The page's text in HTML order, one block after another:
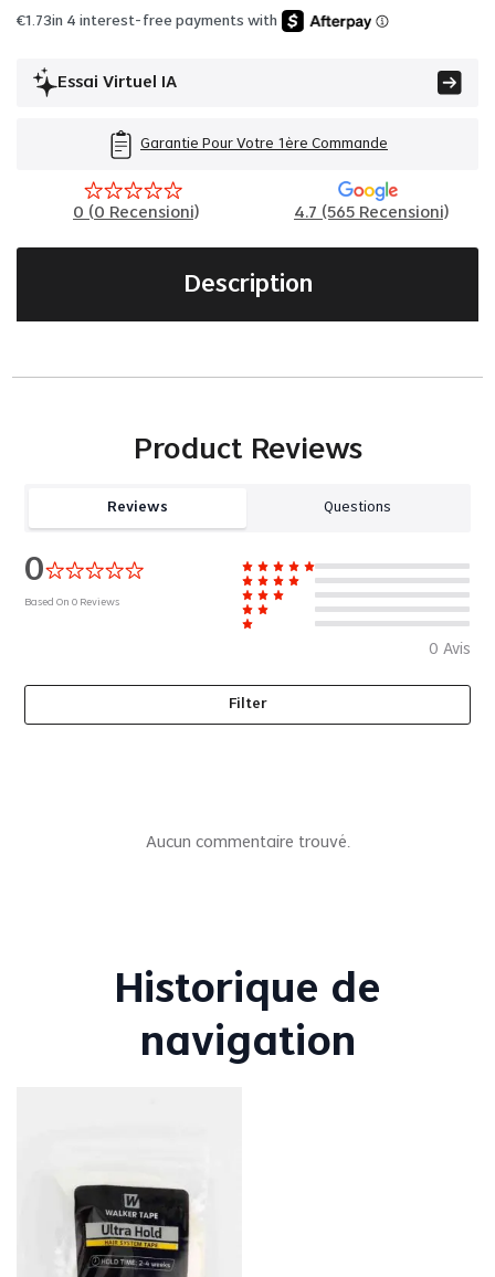
€1.73in 4 interest-free payments with
Essai Virtuel IA
Garantie Pour Votre 1ère Commande
0 (0 Recensioni) 4.7 (565 Recensioni)
Description
Product Reviews
Reviews Questions
0
Based On0 Reviews
0 Avis
Filter
Aucun commentaire trouvé.
Historique de
navigation